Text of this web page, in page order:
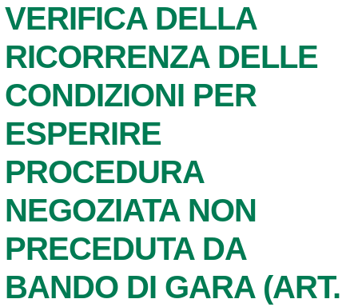
VERIFICA DELLA
RICORRENZA DELLE
CONDIZIONI PER
ESPERIRE
PROCEDURA
NEGOZIATA NON
PRECEDUTA DA
BANDO DI GARA (ART.